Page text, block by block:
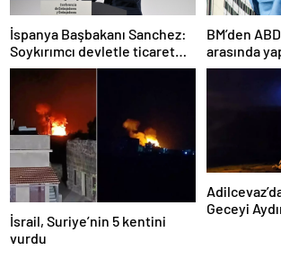
İspanya Başbakanı Sanchez:
Soykırımcı devletle ticaret
yapmayız
BM’den
arasında
ilişkin
İsrail, Suriye’nin 5 kentini
vurdu
Geceyi